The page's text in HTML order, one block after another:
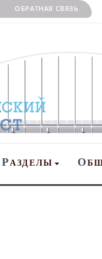
ОБРАТНАЯ СВЯЗЬ
РАЗДЕЛЫ О